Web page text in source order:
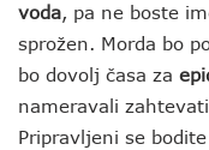
voda, pa ne boste
sprožen. Morda bo
bo dovolj časa za
nameravali
Pripravljeni se